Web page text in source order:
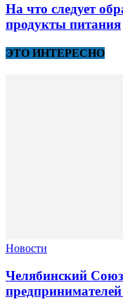
На что следует
продукты питания
ЭТО ИНТЕРЕСНО
Новости
Челябинский